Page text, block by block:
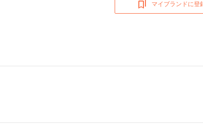
マイブランドに登